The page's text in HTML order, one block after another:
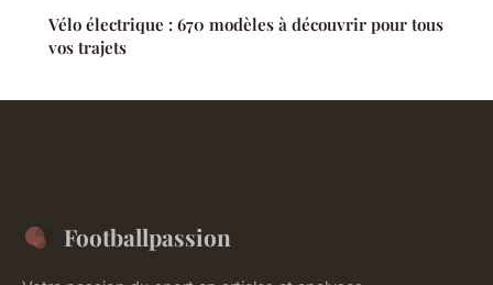
Vélo électrique : 670 modèles à découvrir pour tous
vos trajets
Footballpassion